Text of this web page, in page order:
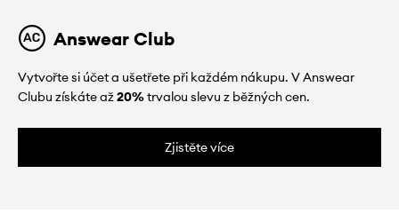
Answear Club
Vytvořte si účet a ušetřete při každém nákupu. V Answear
Clubu získáte až20%trvalou slevu z běžných cen.
Zjistěte více